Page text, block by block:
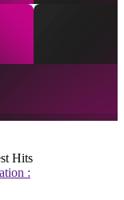
Hits
: